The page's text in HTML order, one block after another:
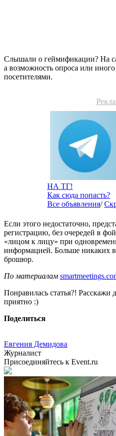
Слышали о геймификации? На
а возможность опроса или
посетителями.
НА ТГ!
Как сюда попасть?
Все объявления/
Если этого недостаточно,
регистрацию, без очередей в
«лицом к лицу» при
информацией. Больше никаких
брошюр.
По материалам
Понравилась статья?!
приятно :)
Поделиться
Евгения Демидова
Журналист
Присоединяйтесь к Event.ru